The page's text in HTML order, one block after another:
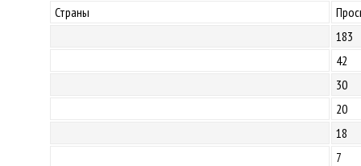
Страны
183
42
30
20
18
7